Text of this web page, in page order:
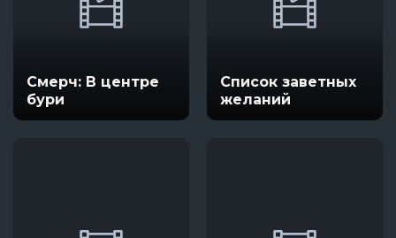
Смерч: В центре
бури
Список заветных
желаний